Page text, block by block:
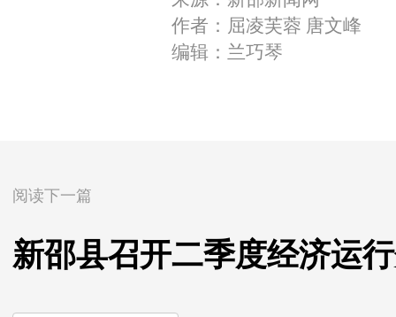
作者：屈凌芙蓉 唐文峰
编辑：兰巧琴
阅读下一篇
新邵县召开二季度经济运